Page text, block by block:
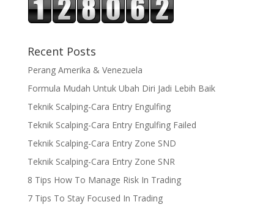
Recent Posts
Perang Amerika & Venezuela
Formula Mudah Untuk Ubah Diri Jadi Lebih Baik
Teknik Scalping-Cara Entry Engulfing
Teknik Scalping-Cara Entry Engulfing Failed
Teknik Scalping-Cara Entry Zone SND
Teknik Scalping-Cara Entry Zone SNR
8 Tips How To Manage Risk In Trading
7 Tips To Stay Focused In Trading